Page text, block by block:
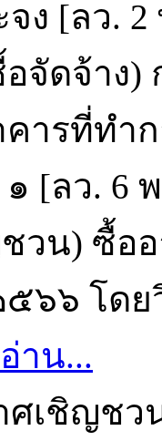
จง [ลว.
จัดจ้าง)
ารที่ทำ
[ลว. 6
วน) ซื้อ
๖๖ โดย
าน...
ศเชิญชว